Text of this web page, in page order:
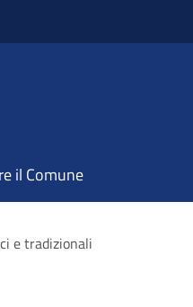
il Comune
e tradizionali